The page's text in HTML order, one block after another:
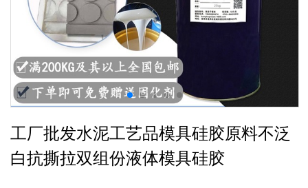
工厂批发水泥工艺品模具硅胶原料不泛
白抗撕拉双组份液体模具硅胶